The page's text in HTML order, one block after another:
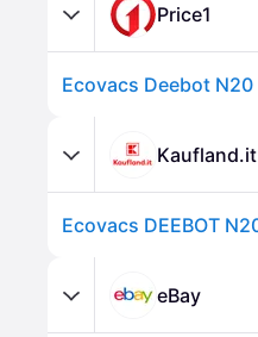
Price1
Kaufland.it
eBay